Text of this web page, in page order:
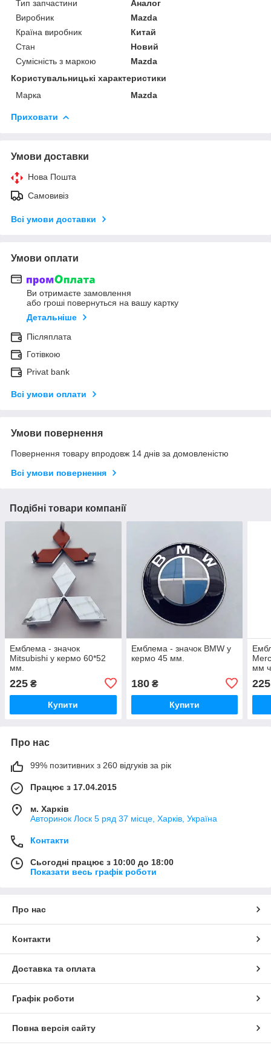
Тип запчастини
Аналог
Виробник
Mazda
Країна виробник
Китай
Стан
Новий
Сумісність з маркою
Mazda
Користувальницькі характеристики
Марка
Mazda
Приховати
Умови доставки
Нова Пошта
Самовивіз
Всі умови доставки
Умови оплати
Ви отримаєте замовлення
або гроші повернуться на вашу картку
Детальніше
Післяплата
Готівкою
Privat bank
Всі умови оплати
Умови повернення
Повернення товару впродовж 14 днів за домовленістю
Всі умови повернення
Подібні товари компанії
Емблема - значок
Mitsubishi у кермо 60*52
мм.
225 ₴
Купити
Емблема - значок BMW у
кермо 45 мм.
180₴
Купити
мм
225
Про нас
99% позитивних з 260 відгуків за рік
Працює з 17.04.2015
м. Харків
Авторинок Лоск 5 ряд 37 місце, Харків, Україна
Контакти
Сьогодні працює з 10:00 до 18:00
Показати весь графік роботи
Про нас
Контакти
Доставка та оплата
Графік роботи
Повна версія сайту